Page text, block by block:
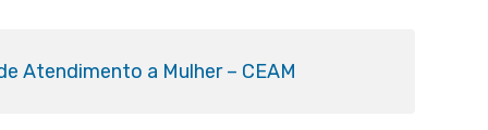
Atendimento a Mulher – CEAM